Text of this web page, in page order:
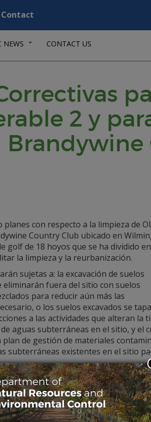
Contact
NEWS CONTACT US
2 y
con respecto a la limpieza de
Country Club ubicado en
golf de 18 hoyos que se ha dividido en
la limpieza y la reurbanización.
sujetas a: la excavación de suelos
fuera del sitio con suelos
para reducir aún más las
o los suelos excavados se
a las actividades que alteran la
aguas subterráneas en el sitio, y el
plan de gestión de materiales
subterráneas existentes en el sitio
excavación de suelos impactados
mezclados para reducir aún más
en el Sitio y cumplimiento
garantizar la eliminación de la